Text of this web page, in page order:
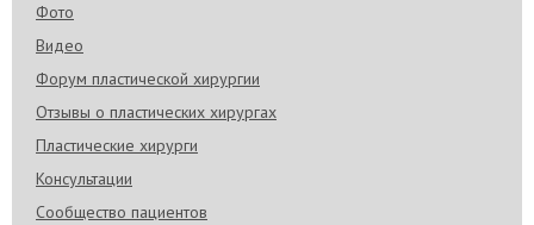
Фото
Видео
Форум пластической хирургии
Отзывы о пластических хирургах
Пластические хирурги
Консультации
Сообщество пациентов